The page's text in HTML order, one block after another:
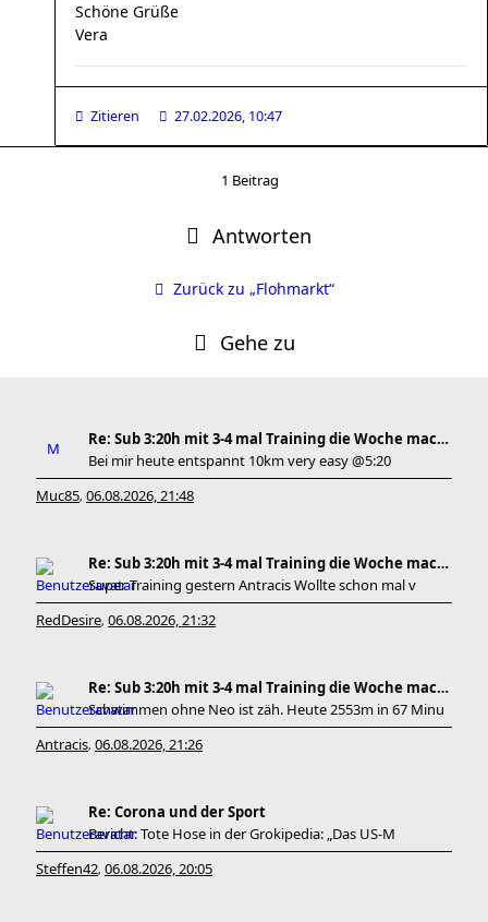
Schöne Grüße
Vera
Zitieren 27.02.2026, 10:47
1 Beitrag
Antworten
Zurück zu „Flohmarkt“
Gehe zu
Re: Sub 3:20h mit 3-4 mal Training die Woche machb
Bei mir heute entspannt 10km very easy @5:20
Muc85, 06.08.2026, 21:48
Re: Sub 3:20h mit 3-4 mal Training die Woche machb
Super Training gestern Antracis Wollte schon mal v
RedDesire, 06.08.2026, 21:32
Re: Sub 3:20h mit 3-4 mal Training die Woche machb
Schwimmen ohne Neo ist zäh. Heute 2553m in 67 Minu
Antracis, 06.08.2026, 21:26
Re: Corona und der Sport
Bericht: Tote Hose in der Grokipedia: „Das US-M
Steffen42, 06.08.2026, 20:05